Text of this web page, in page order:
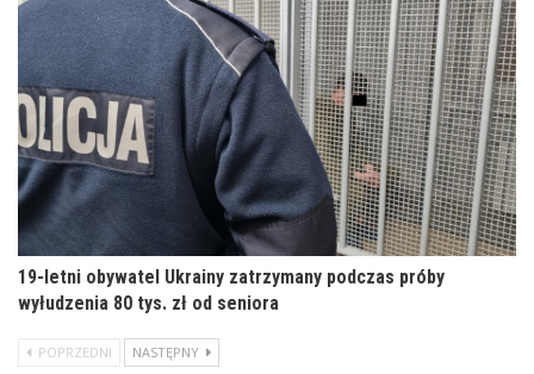
19-letni obywatel Ukrainy zatrzymany podczas próby
wyłudzenia 80 tys. zł od seniora
POPRZEDNI NASTĘPNY